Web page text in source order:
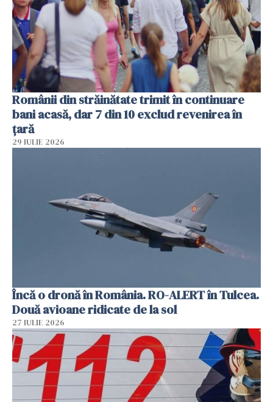
Românii din străinătate trimit în continuare
bani acasă, dar 7 din 10 exclud revenirea în
țară
29 IULIE 2026
Încă o dronă în România. RO-ALERT în Tulcea.
Două avioane ridicate de la sol
27 IULIE 2026